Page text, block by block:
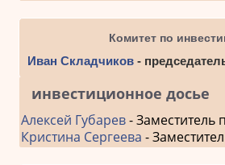
Комитет по
Иван Складчиков-
инвестиционное досье
Алексей Губарев- Заместитель
Кристина Сергеева -